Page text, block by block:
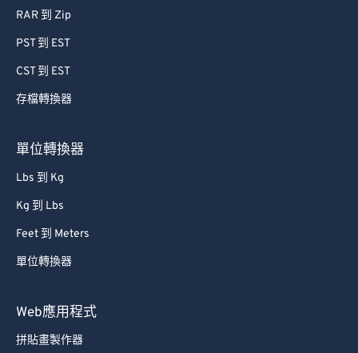
RAR 到 Zip
PST 到 EST
CST 到 EST
存檔轉換器
單位轉換器
Lbs 到 Kg
Kg 到 Lbs
Feet 到 Meters
單位轉換器
Web應用程式
拼貼畫製作器